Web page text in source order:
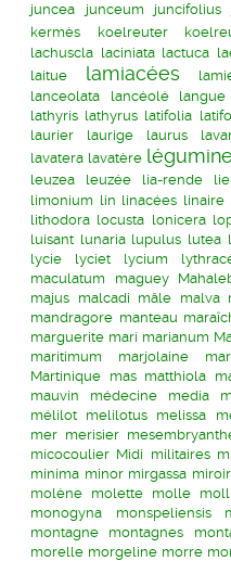
juncea
junceum juncifolius
kermès
koelreuter
lachuscla laciniata lactuca
laitue
lamiacées
lanceolata
lancéolé langue
lathyris lathyrus latifolia
laurier
laurige laurus
lavatera lavatère
leuzea
leuzée lia-rende
limonium lin linacées linaire
lithodora locusta lonicera
luisant lunaria lupulus lutea
lycie
lyciet lycium
maculatum
maguey
majus malcadi mâle malva
mandragore manteau
marguerite marí marianum
maritimum
marjolaine
Martinique mas matthiola
mauvin
médecine media
mélilot melilotus melissa
mer merisier
micocoulier Midi militaires
minima minor mirgassa miroir
molène molette molle
monogyna
monspeliensis
montagne
montagnes
morelle morgeline morre